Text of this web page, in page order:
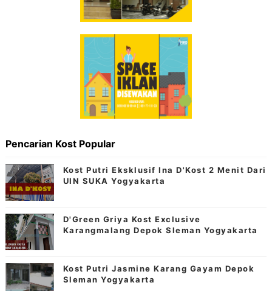
Pencarian Kost Popular
Kost Putri Eksklusif Ina D'Kost 2 Menit Dari
UIN SUKA Yogyakarta
D'Green Griya Kost Exclusive
Karangmalang Depok Sleman Yogyakarta
Kost Putri Jasmine Karang Gayam Depok
Sleman Yogyakarta